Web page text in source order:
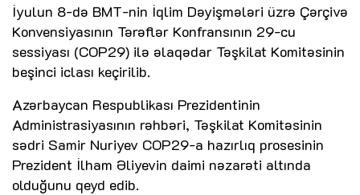
İyulun 8-də BMT-nin İqlim Dəyişmələri üzrə Çərçivə
Konvensiyasının Tərəflər Konfransının 29-cu
sessiyası (COP29) ilə əlaqədar Təşkilat Komitəsinin
beşinci iclası keçirilib.
Azərbaycan Respublikası Prezidentinin
Administrasiyasının rəhbəri, Təşkilat Komitəsinin
sədri Samir Nuriyev COP29-a hazırlıq prosesinin
Prezident İlham Əliyevin daimi nəzarəti altında
olduğunu qeyd edib.